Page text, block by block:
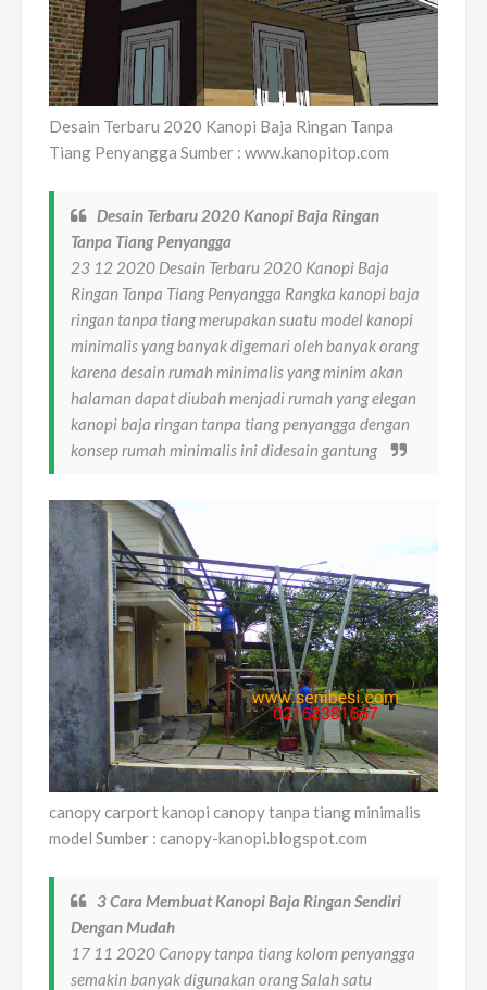
Desain Terbaru 2020 Kanopi Baja Ringan Tanpa
Tiang Penyangga Sumber : www.kanopitop.com
Desain Terbaru 2020 Kanopi Baja Ringan
Tanpa Tiang Penyangga
23 12 2020 Desain Terbaru 2020 Kanopi Baja
Ringan Tanpa Tiang Penyangga Rangka kanopi baja
ringan tanpa tiang merupakan suatu model kanopi
minimalis yang banyak digemari oleh banyak orang
karena desain rumah minimalis yang minim akan
halaman dapat diubah menjadi rumah yang elegan
kanopi baja ringan tanpa tiang penyangga dengan
konsep rumah minimalis ini didesain gantung
canopy carport kanopi canopy tanpa tiang minimalis
model Sumber : canopy-kanopi.blogspot.com
3 Cara Membuat Kanopi Baja Ringan Sendiri
Dengan Mudah
17 11 2020 Canopy tanpa tiang kolom penyangga
semakin banyak digunakan orang Salah satu